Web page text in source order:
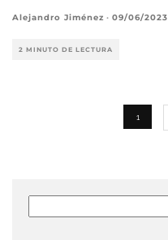
Alejandro Jiménez · 09/06/2023
2 MINUTO DE LECTURA
1